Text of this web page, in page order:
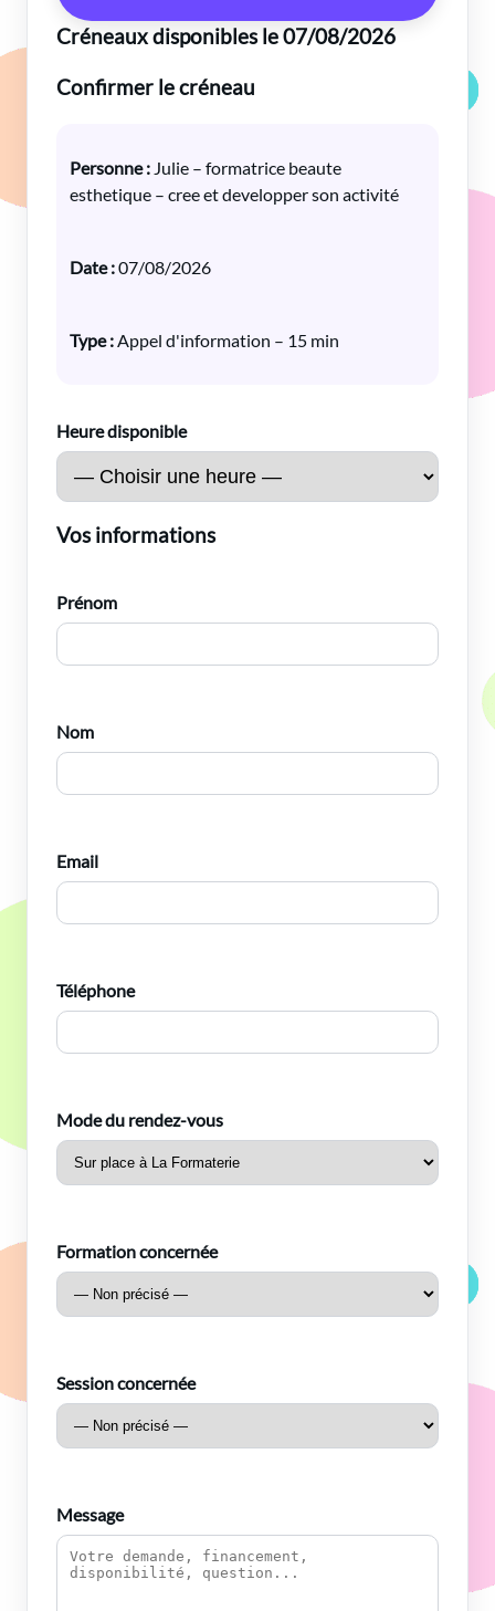
Créneaux disponibles le 07/08/2026
Confirmer le créneau
Personne : Julie – formatrice beaute
esthetique – cree et developper son activité
Date :07/08/2026
Type :Appel d'information – 15 min
Heure disponible
Vos informations
Prénom
Nom
Email
Téléphone
Mode du rendez-vous
Formation concernée
Session concernée
Message